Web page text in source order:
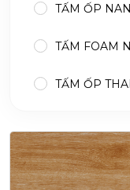
TẤM ỐP
TẤM FOAM
TẤM ỐP